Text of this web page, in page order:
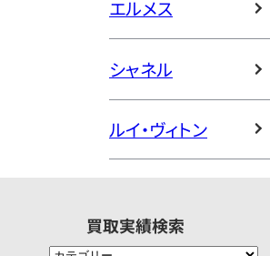
エルメス
シャネル
ルイ・ヴィトン
買取実績検索